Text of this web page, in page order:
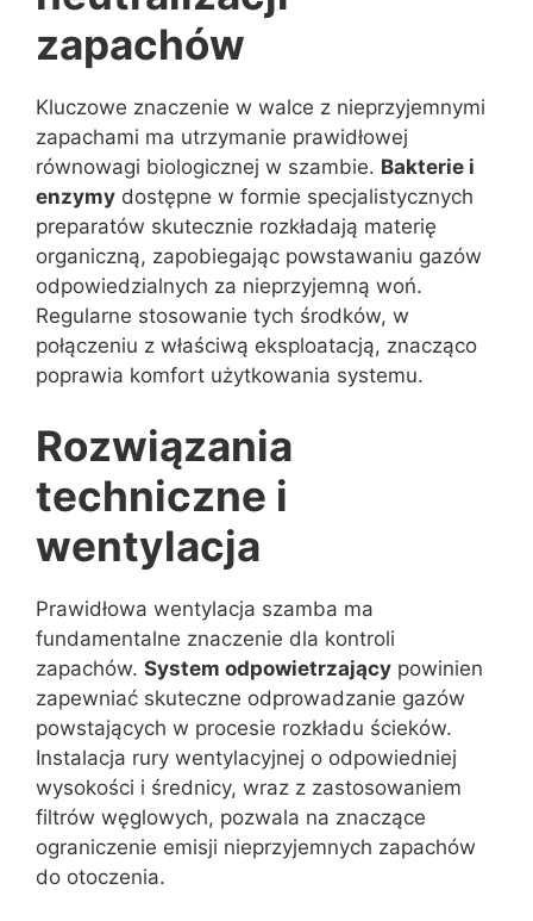
zapachów
Kluczowe znaczenie w walce z nieprzyjemnymi
zapachami ma utrzymanie prawidłowej
równowagi biologicznej w szambie. Bakterie i
enzymy dostępne w formie specjalistycznych
preparatów skutecznie rozkładają materię
organiczną, zapobiegając powstawaniu gazów
odpowiedzialnych za nieprzyjemną woń.
Regularne stosowanie tych środków, w
połączeniu z właściwą eksploatacją, znacząco
poprawia komfort użytkowania systemu.
Rozwiązania
techniczne i
wentylacja
Prawidłowa wentylacja szamba ma
fundamentalne znaczenie dla kontroli
zapachów. System odpowietrzający powinien
zapewniać skuteczne odprowadzanie gazów
powstających w procesie rozkładu ścieków.
Instalacja rury wentylacyjnej o odpowiedniej
wysokości i średnicy, wraz z zastosowaniem
filtrów węglowych, pozwala na znaczące
ograniczenie emisji nieprzyjemnych zapachów
do otoczenia.